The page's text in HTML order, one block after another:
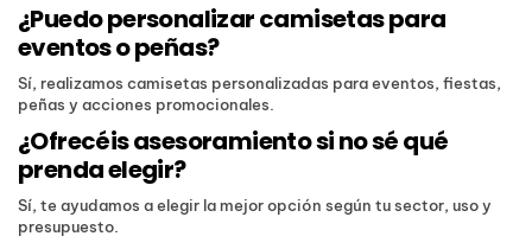
¿Puedo personalizar camisetas para
eventos o peñas?
Sí, realizamos camisetas personalizadas para eventos, fiestas,
peñas y acciones promocionales.
¿Ofrecéis asesoramiento si no sé qué
prenda elegir?
Sí, te ayudamos a elegir la mejor opción según tu sector, uso y
presupuesto.